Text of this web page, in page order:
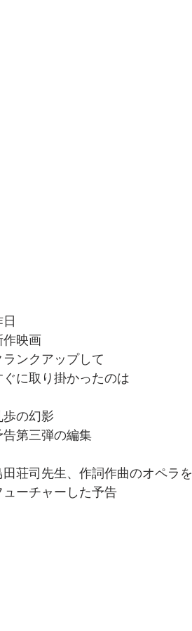
作映画
ランクアップして
ぐに取り掛かったのは
歩の幻影
告第三弾の編集
田荘司先生、作詞作曲のオペラを
ューチャーした予告